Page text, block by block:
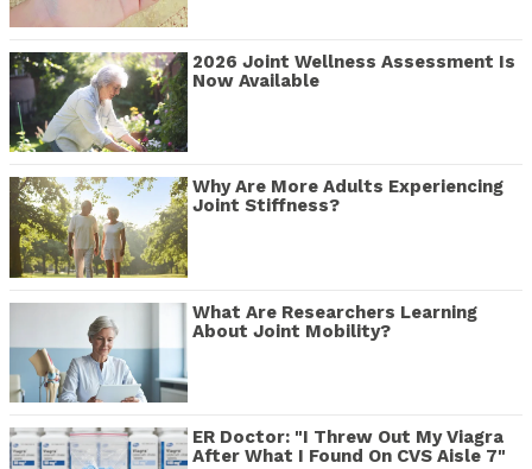
2026 Joint Wellness Assessment Is
Now Available
Why Are More Adults Experiencing
Joint Stiffness?
What Are Researchers Learning
About Joint Mobility?
ER Doctor: "I Threw Out My Viagra
After What I Found On CVS Aisle 7"